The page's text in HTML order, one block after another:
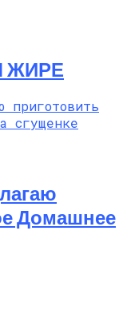
ЖИРЕ
Домашнее